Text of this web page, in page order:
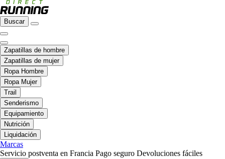
Buscar
Zapatillas de hombre
Zapatillas de mujer
Ropa Hombre
Ropa Mujer
Trail
Senderismo
Equipamiento
Nutrición
Liquidación
Marcas
Servicio postventa en Francia Pago seguro Devoluciones fáciles